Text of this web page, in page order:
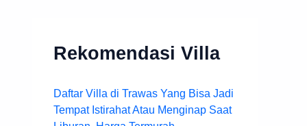
Rekomendasi Villa
Daftar Villa di Trawas Yang Bisa Jadi
Tempat Istirahat Atau Menginap Saat